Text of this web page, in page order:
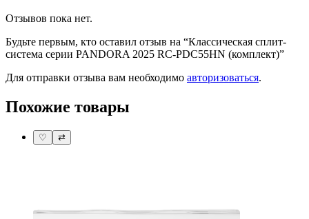
Отзывов пока нет.
Будьте первым, кто оставил отзыв на “Классическая сплит-
система серии PANDORA 2025 RC-PDC55HN (комплект)”
Для отправки отзыва вам необходимо авторизоваться.
Похожие товары
♡ ⇄